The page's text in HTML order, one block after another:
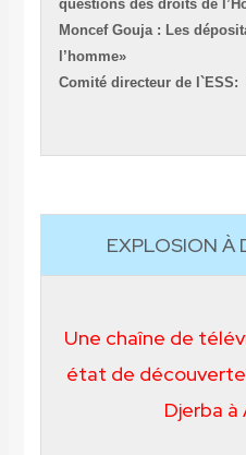
questions des droits de
Moncef Gouja : Les
l’homme»
Comité directeur de
EXPLOSION À
Une chaîne de
état de
Djerba à